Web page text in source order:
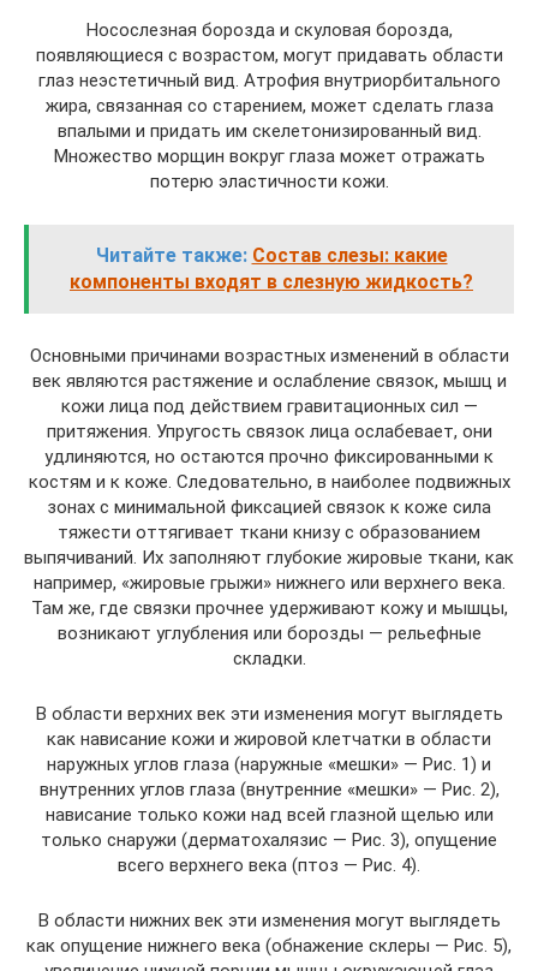
Носослезная борозда и скуловая борозда,
появляющиеся с возрастом, могут придавать области
глаз неэстетичный вид. Атрофия внутриорбитального
жира, связанная со старением, может сделать глаза
впалыми и придать им скелетонизированный вид.
Множество морщин вокруг глаза может отражать
потерю эластичности кожи.
Читайте также: Состав слезы: какие
компоненты входят в слезную жидкость?
Основными причинами возрастных изменений в области
век являются растяжение и ослабление связок, мышц и
кожи лица под действием гравитационных сил —
притяжения. Упругость связок лица ослабевает, они
удлиняются, но остаются прочно фиксированными к
костям и к коже. Следовательно, в наиболее подвижных
зонах с минимальной фиксацией связок к коже сила
тяжести оттягивает ткани книзу с образованием
выпячиваний. Их заполняют глубокие жировые ткани, как
например, «жировые грыжи» нижнего или верхнего века.
Там же, где связки прочнее удерживают кожу и мышцы,
возникают углубления или борозды — рельефные
складки.
В области верхних век эти изменения могут выглядеть
как нависание кожи и жировой клетчатки в области
наружных углов глаза (наружные «мешки» — Рис. 1) и
внутренних углов глаза (внутренние «мешки» — Рис. 2),
нависание только кожи над всей глазной щелью или
только снаружи (дерматохалязис — Рис. 3), опущение
всего верхнего века (птоз — Рис. 4).
В области нижних век эти изменения могут выглядеть
как опущение нижнего века (обнажение склеры — Рис. 5),